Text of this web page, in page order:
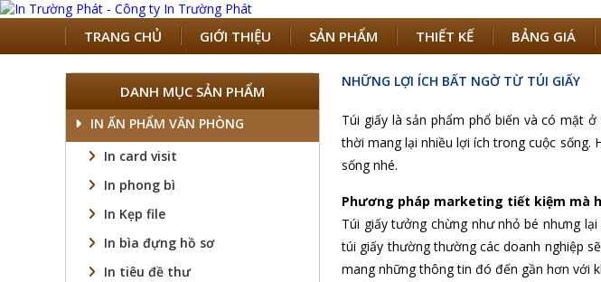
TRANG CHỦ GIỚI THIỆU SẢN PHẨM THIẾT KẾ BẢNG GIÁ
NHỮNG LỢI ÍCH BẤT NGỜ TỪ TÚI GIẤY
Túi giấy là sản phẩm phổ biến và có mặt
thời mang lại nhiều lợi ích trong cuộc
sống nhé.
Phương pháp marketing tiết kiệm mà
Túi giấy tưởng chừng như nhỏ bé nhưng
túi giấy thường thường các doanh nghiệp
mang những thông tin đó đến gần hơn với
DANH MỤC SẢN PHẨM
IN ẤN PHẨM VĂN PHÒNG
In card visit
In phong bì
In Kẹp file
In bìa đựng hồ sơ
In tiêu đề thư